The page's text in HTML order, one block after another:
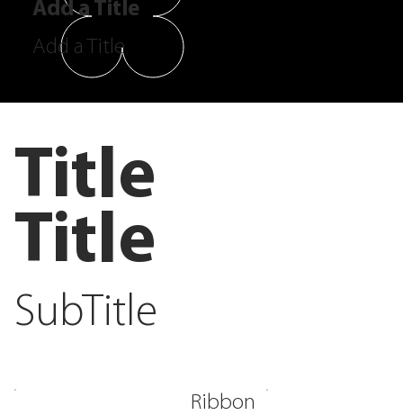
Add a Title
Add a Title
Title
Title
SubTitle
Ribbon